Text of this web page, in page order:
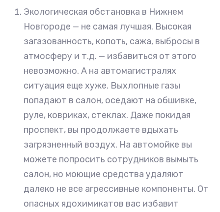
Экологическая обстановка в Нижнем
Новгороде — не самая лучшая. Высокая
загазованность, копоть, сажа, выбросы в
атмосферу и т.д. — избавиться от этого
невозможно. А на автомагистралях
ситуация еще хуже. Выхлопные газы
попадают в салон, оседают на обшивке,
руле, ковриках, стеклах. Даже покидая
проспект, вы продолжаете вдыхать
загрязненный воздух. На автомойке вы
можете попросить сотрудников вымыть
салон, но моющие средства удаляют
далеко не все агрессивные компоненты. От
опасных ядохимикатов вас избавит